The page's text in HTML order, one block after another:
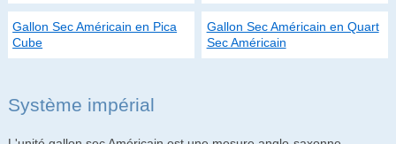
Gallon Sec Américain en Pica
Cube
Gallon Sec Américain en Quart
Sec Américain
Système impérial